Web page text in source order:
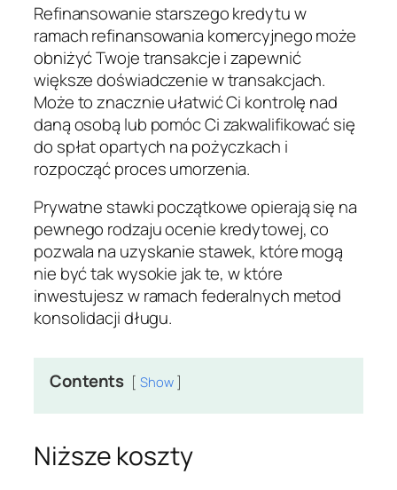
Refinansowanie starszego kredytu w
ramach refinansowania komercyjnego może
obniżyć Twoje transakcje i zapewnić
większe doświadczenie w transakcjach.
Może to znacznie ułatwić Ci kontrolę nad
daną osobą lub pomóc Ci zakwalifikować się
do spłat opartych na pożyczkach i
rozpocząć proces umorzenia.
Prywatne stawki początkowe opierają się na
pewnego rodzaju ocenie kredytowej, co
pozwala na uzyskanie stawek, które mogą
nie być tak wysokie jak te, w które
inwestujesz w ramach federalnych metod
konsolidacji długu.
Contents Show
Niższe koszty